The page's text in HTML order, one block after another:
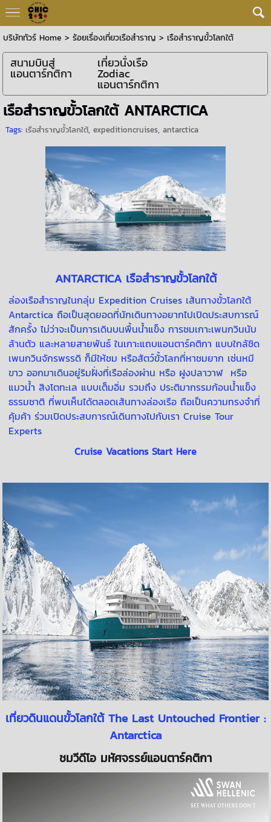
บริษัททัวร์ Home > ร้อยเรื่องเที่ยวเรือสำราญ > เรือสำราญขั้วโลกใต้
สนามบินสู่
แอนตาร์กติกา
เที่ยวนั่งเรือ
Zodiac
แอนตาร์กติกา
เรือสำราญขั้วโลกใต้ ANTARCTICA
Tags: เรือสำราญขั้วโลกใต้, expeditioncruises, antarctica
ANTARCTICA เรือสำราญขั้วโลกใต้
ล่องเรือสำราญในกลุ่ม Expedition Cruises เส้นทางขั้วโลกใต้
Antarctica ถือเป็นสุดยอดที่นักเดินทางอยากไปเปิดประสบการณ์
สักครั้ง ไม่ว่าจะเป็นการเดินบนพื้นน้ำแข็ง การชมเกาะเพนกวินนับ
ล้านตัว และหลายสายพันธ์ ในเกาะแถบแอนตาร์คติกา แบบใกล้ชิด
เพนกวินจักรพรรดิ ก็มีให้ชม หรือสัตว์ขั้วโลกที่หาชมยาก เช่นหมี
ขาว ออกมาเดินอยู่ริมฝั่งที่เรือล่องผ่าน หรือ ฝูงปลาวาฬ หรือ
แมวน้ำ สิงโตทะเล แบบเต็มอิ่ม รวมถึง ประติมากรรมก้อนน้ำแข็ง
ธรรมชาติ ที่พบเห็นได้ตลอดเส้นทางล่องเรือ ถือเป็นความทรงจำที่
คุ้มค้า ร่วมเปิดประสบการณ์เดินทางไปกับเรา Cruise Tour
Experts
Cruise Vacations Start Here
เที่ยวดินแดนขั้วโลกใต้ The Last Untouched Frontier :
Antarctica
ชมวีดีโอ มหัศจรรย์แอนตาร์คติกา